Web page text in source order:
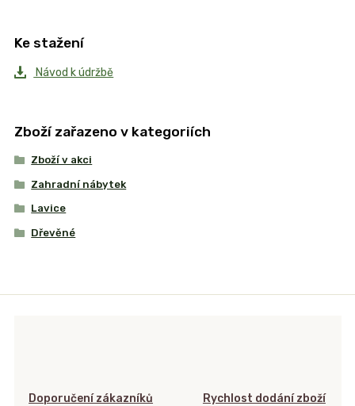
Ke stažení
Návod k údržbě
Zboží zařazeno v kategoriích
Zboží v akci
Zahradní nábytek
Lavice
Dřevěné
Doporučení zákazníků Rychlost dodání zboží